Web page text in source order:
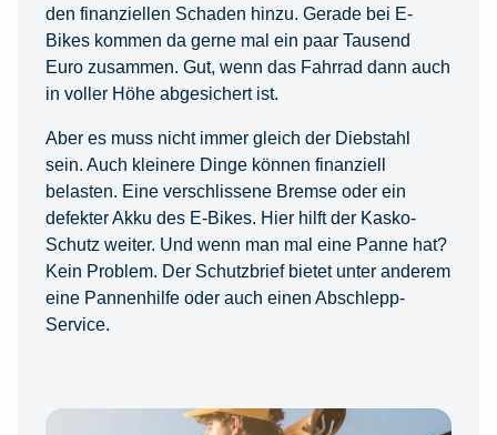
den finanziellen Schaden hinzu. Gerade bei E-
Bikes kommen da gerne mal ein paar Tausend
Euro zusammen. Gut, wenn das Fahrrad dann auch
in voller Höhe abgesichert ist.
Aber es muss nicht immer gleich der Diebstahl
sein. Auch kleinere Dinge können finanziell
belasten. Eine verschlissene Bremse oder ein
defekter Akku des E-Bikes. Hier hilft der Kasko-
Schutz weiter. Und wenn man mal eine Panne hat?
Kein Problem. Der Schutzbrief bietet unter anderem
eine Pannenhilfe oder auch einen Abschlepp-
Service.